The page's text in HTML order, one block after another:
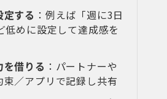
する ：例えば「週に3日
低めに設定して達成感を
借りる ：パートナーや
／アプリで記録し共有